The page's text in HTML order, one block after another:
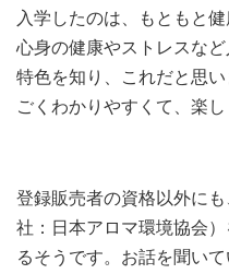
入学したのは、もともと
心身の健康やストレスな
特色を知り、これだと思
ごくわかりやすくて、楽し
登録販売者の資格以外に
社：日本アロマ環境協会
るそうです。お話を聞い